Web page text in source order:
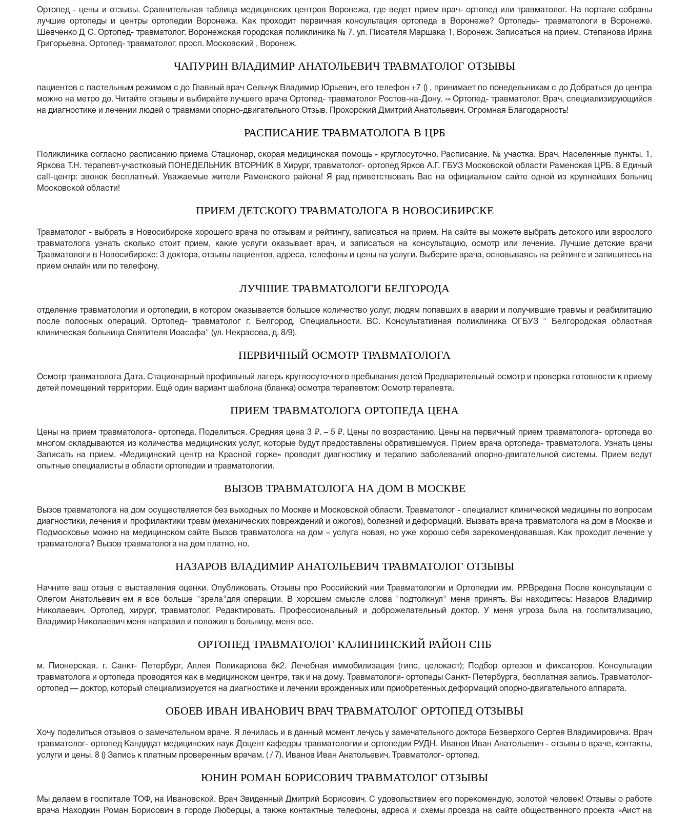
Ортопед - цены и отзывы. Сравнительная таблица медицинских центров Воронежа, где ведет прием врач- ортопед или травматолог. На портале собраны
лучшие ортопеды и центры ортопедии Воронежа. Как проходит первичная консультация ортопеда в Воронеже? Ортопеды- травматологи в Воронеже.
Шевченко Д С. Ортопед- травматолог. Воронежская городская поликлиника № 7. ул. Писателя Маршака 1, Воронеж. Записаться на прием. Степанова Ирина
Григорьевна. Ортопед- травматолог. просп. Московский , Воронеж.
ЧАПУРИН ВЛАДИМИР АНАТОЛЬЕВИЧ ТРАВМАТОЛОГ ОТЗЫВЫ
пациентов с пастельным режимом с до Главный врач Сельчук Владимир Юрьевич, его телефон +7 () , принимает по понедельникам с до Добраться до центра
можно на метро до. Читайте отзывы и выбирайте лучшего врача Ортопед- травматолог Ростов-на-Дону. ›» Ортопед- травматолог. Врач, специализирующийся
на диагностике и лечении людей с травмами опорно-двигательного Отзыв. Прохорский Дмитрий Анатольевич. Огромная Благодарность!
РАСПИСАНИЕ ТРАВМАТОЛОГА В ЦРБ
Поликлиника согласно расписанию приема Стационар, скорая медицинская помощь - круглосуточно. Расписание. № участка. Врач. Населенные пункты. 1.
Яркова Т.Н. терапевт-участковый ПОНЕДЕЛЬНИК ВТОРНИК 8 Хирург, травматолог- ортопед Ярков А.Г. ГБУЗ Московской области Раменская ЦРБ. 8 Единый
call-центр: звонок бесплатный. Уважаемые жители Раменского района! Я рад приветствовать Вас на официальном сайте одной из крупнейших больниц
Московской области!
ПРИЕМ ДЕТСКОГО ТРАВМАТОЛОГА В НОВОСИБИРСКЕ
Травматолог - выбрать в Новосибирске хорошего врача по отзывам и рейтингу, записаться на прием. На сайте вы можете выбрать детского или взрослого
травматолога узнать сколько стоит прием, какие услуги оказывает врач, и записаться на консультацию, осмотр или лечение. Лучшие детские врачи
Травматологи в Новосибирске: 3 доктора, отзывы пациентов, адреса, телефоны и цены на услуги. Выберите врача, основываясь на рейтинге и запишитесь на
прием онлайн или по телефону.
ЛУЧШИЕ ТРАВМАТОЛОГИ БЕЛГОРОДА
отделение травматологии и ортопедии, в котором оказывается большое количество услуг, людям попавших в аварии и получившие травмы и реабилитацию
после полосных операций. Ортопед- травматолог г. Белгород. Специальности. ВС. Консультативная поликлиника ОГБУЗ " Белгородская областная
клиническая больница Святителя Иоасафа" (ул. Некрасова, д. 8/9).
ПЕРВИЧНЫЙ ОСМОТР ТРАВМАТОЛОГА
Осмотр травматолога Дата. Стационарный профильный лагерь круглосуточного пребывания детей Предварительный осмотр и проверка готовности к приему
детей помещений территории. Ещё один вариант шаблона (бланка) осмотра терапевтом: Осмотр терапевта.
ПРИЕМ ТРАВМАТОЛОГА ОРТОПЕДА ЦЕНА
Цены на прием травматолога- ортопеда. Поделиться. Средняя цена 3 ₽. – 5 ₽. Цены по возрастанию. Цены на первичный прием травматолога- ортопеда во
многом складываются из количества медицинских услуг, которые будут предоставлены обратившемуся. Прием врача ортопеда- травматолога. Узнать цены
Записать на прием. «Медицинский центр на Красной горке» проводит диагностику и терапию заболеваний опорно-двигательной системы. Прием ведут
опытные специалисты в области ортопедии и травматологии.
ВЫЗОВ ТРАВМАТОЛОГА НА ДОМ В МОСКВЕ
Вызов травматолога на дом осуществляется без выходных по Москве и Московской области. Травматолог - специалист клинической медицины по вопросам
диагностики, лечения и профилактики травм (механических повреждений и ожогов), болезней и деформаций. Вызвать врача травматолога на дом в Москве и
Подмосковье можно на медицинском сайте Вызов травматолога на дом – услуга новая, но уже хорошо себя зарекомендовавшая. Как проходит лечение у
травматолога? Вызов травматолога на дом платно, но.
НАЗАРОВ ВЛАДИМИР АНАТОЛЬЕВИЧ ТРАВМАТОЛОГ ОТЗЫВЫ
Начните ваш отзыв с выставления оценки. Опубликовать. Отзывы про Российский нии Травматологии и Ортопедии им. Р.Р.Вредена После консультации с
Олегом Анатольевич ем я все больше "зрела"для операции. В хорошем смысле слова "подтолкнул" меня принять. Вы находитесь: Назаров Владимир
Николаевич. Ортопед, хирург, травматолог. Редактировать. Профессиональный и доброжелательный доктор. У меня угроза была на госпитализацию,
Владимир Николаевич меня направил и положил в больницу, меня все.
ОРТОПЕД ТРАВМАТОЛОГ КАЛИНИНСКИЙ РАЙОН СПБ
м. Пионерская. г. Санкт- Петербург, Аллея Поликарпова 6к2. Лечебная иммобилизация (гипс, целокаст); Подбор ортезов и фиксаторов. Консультации
травматолога и ортопеда проводятся как в медицинском центре, так и на дому. Травматологи- ортопеды Санкт- Петербурга, бесплатная запись. Травматолог-
ортопед — доктор, который специализируется на диагностике и лечении врожденных или приобретенных деформаций опорно-двигательного аппарата.
ОБОЕВ ИВАН ИВАНОВИЧ ВРАЧ ТРАВМАТОЛОГ ОРТОПЕД ОТЗЫВЫ
Хочу поделиться отзывов о замечательном враче. Я лечилась и в данный момент лечусь у замечательного доктора Безверхого Сергея Владимировича. Врач
травматолог- ортопед Кандидат медицинских наук Доцент кафедры травматологии и ортопедии РУДН. Иванов Иван Анатольевич - отзывы о враче, контакты,
услуги и цены. 8 () Запись к платным проверенным врачам. ( / 7). Иванов Иван Анатольевич. Травматолог- ортопед.
ЮНИН РОМАН БОРИСОВИЧ ТРАВМАТОЛОГ ОТЗЫВЫ
Мы делаем в госпитале ТОФ, на Ивановской. Врач Звиденный Дмитрий Борисович. С удовольствием его порекомендую, золотой человек! Отзывы о работе
врача Находкин Роман Борисович в городе Люберцы, а также контактные телефоны, адреса и схемы проезда на сайте общественного проекта «Аист на